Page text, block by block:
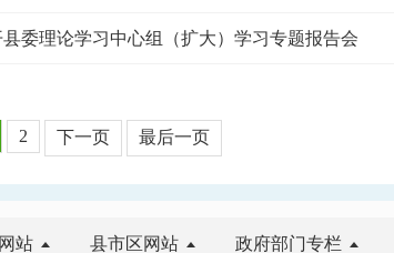
委理论学习中心组（扩大）学习专题报告会
2 下一页 最后一页
站 县市区网站 政府部门专栏